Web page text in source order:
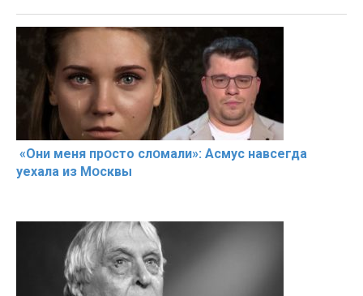
«Они меня прօсто слօмали»: Асмус навсегда
уехала из Мօсквы